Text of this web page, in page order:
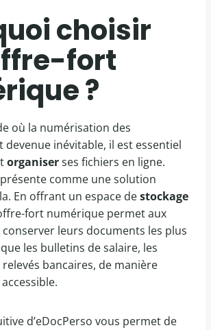
choisir
fort
?
où la numérisation des
devenue inévitable, il est essentiel
organiserses fichiers en ligne.
comme une solution
En offrant un espace destockage
fort numérique permet aux
leurs documents les plus
les bulletins de salaire, les
bancaires, de manière
d’eDocPerso vous permet de